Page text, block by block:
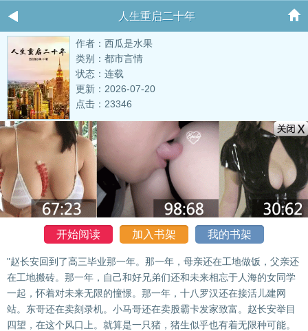
人生重启二十年
作者：西瓜是水果
类别：都市言情
状态：连载
更新：2026-07-20
点击：23346
开始阅读 加入书架 我的书架
"赵长安回到了高三毕业那一年。那一年，母亲还在工地做饭，父亲还
在工地搬砖。那一年，自己和好兄弟们还和未来相忘于人海的女同学
一起，怀着对未来无限的憧憬。那一年，十八罗汉还在接活儿建网
站。东哥还在卖刻录机。小马哥还在卖股霸卡发家致富。赵长安举目
四望，在这个风口上。就算是一只猪，猪生似乎也有着无限种可能。